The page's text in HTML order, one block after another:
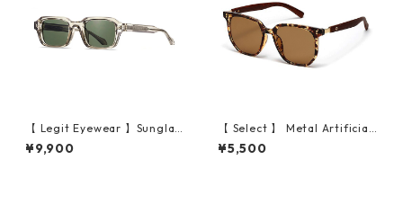
【 Legit Eyewear 】Sunglas
ses Koken (Champagne/Gre
en)
¥9,900
【 Select 】 Metal Artificial
Wood Vintage Sunglasses
(Leopard )
¥5,500